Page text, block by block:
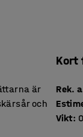
är
och
Kort
Rek.
Vikt: